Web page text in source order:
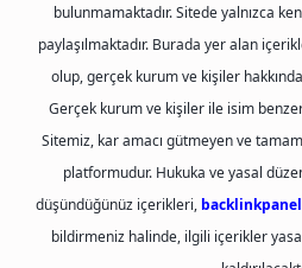
bulunmamaktadır. Sitede yalnızca
paylaşılmaktadır. Burada yer alan
olup, gerçek kurum ve kişiler
Gerçek kurum ve kişiler ile isim
Sitemiz, kar amacı gütmeyen ve
platformudur. Hukuka ve yasal
düşündüğünüz içerikleri,
bildirmeniz halinde, ilgili içerikler